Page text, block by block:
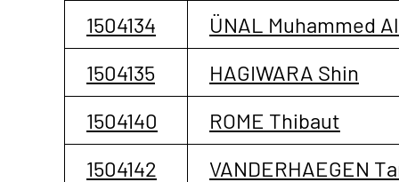
1504134
ÜNAL Muhammed
1504135
HAGIWARA Shin
1504140
ROME Thibaut
1504142
VANDERHAEGEN